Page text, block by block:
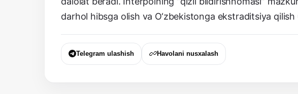
darhol hibsga olish va O‘zbekistonga ekstraditsiya
Telegram ulashish Havolani nusxalash